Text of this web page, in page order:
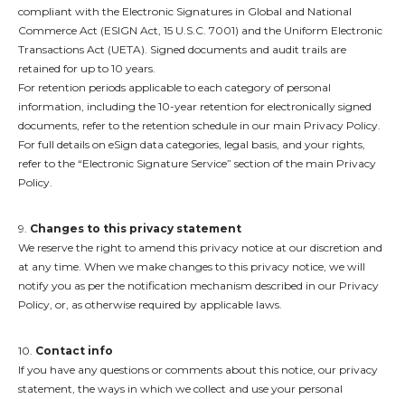
compliant with the Electronic Signatures in Global and National
Commerce Act (ESIGN Act, 15 U.S.C. 7001) and the Uniform Electronic
Transactions Act (UETA). Signed documents and audit trails are
retained for up to 10 years.
For retention periods applicable to each category of personal
information, including the 10-year retention for electronically signed
documents, refer to the retention schedule in our main Privacy Policy.
For full details on eSign data categories, legal basis, and your rights,
refer to the “Electronic Signature Service” section of the main Privacy
Policy.
9. Changes to this privacy statement
We reserve the right to amend this privacy notice at our discretion and
at any time. When we make changes to this privacy notice, we will
notify you as per the notification mechanism described in our Privacy
Policy, or, as otherwise required by applicable laws.
10. Contact info
If you have any questions or comments about this notice, our privacy
statement, the ways in which we collect and use your personal